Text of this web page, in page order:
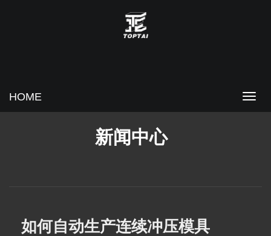
HOME
新闻中心
如何自动生产连续冲压模具